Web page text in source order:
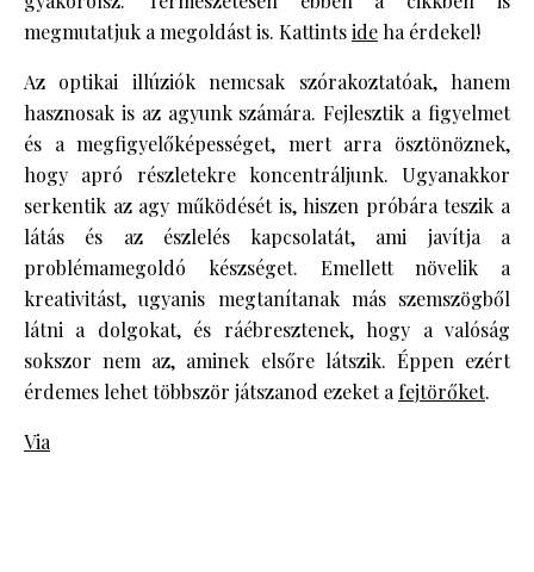
megmutatjuk a megoldást is. Kattintside ha érdekel!
Az optikai illúziók nemcsak szórakoztatóak, hanem
hasznosak is az agyunk számára. Fejlesztik a figyelmet
és a megfigyelőképességet, mert arra ösztönöznek,
hogy apró részletekre koncentráljunk. Ugyanakkor
serkentik az agy működését is, hiszen próbára teszik a
látás és az észlelés kapcsolatát, ami javítja a
problémamegoldó készséget. Emellett növelik a
kreativitást, ugyanis megtanítanak más szemszögből
látni a dolgokat, és ráébresztenek, hogy a valóság
sokszor nem az, aminek elsőre látszik. Éppen ezért
érdemes lehet többször játszanod ezeket a fejtörőket.
Via